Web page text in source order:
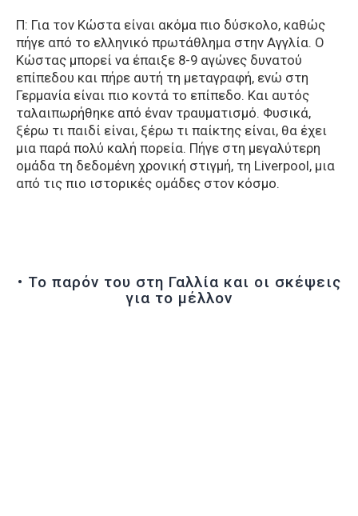
Π: Για τον Κώστα είναι ακόμα πιο δύσκολο, καθώς
πήγε από το ελληνικό πρωτάθλημα στην Αγγλία. Ο
Κώστας μπορεί να έπαιξε 8-9 αγώνες δυνατού
επίπεδου και πήρε αυτή τη μεταγραφή, ενώ στη
Γερμανία είναι πιο κοντά το επίπεδο. Και αυτός
ταλαιπωρήθηκε από έναν τραυματισμό. Φυσικά,
ξέρω τι παιδί είναι, ξέρω τι παίκτης είναι, θα έχει
μια παρά πολύ καλή πορεία. Πήγε στη μεγαλύτερη
ομάδα τη δεδομένη χρονική στιγμή, τη Liverpool, μια
από τις πιο ιστορικές ομάδες στον κόσμο.
• Το παρόν του στη Γαλλία και οι σκέψεις
για το μέλλον